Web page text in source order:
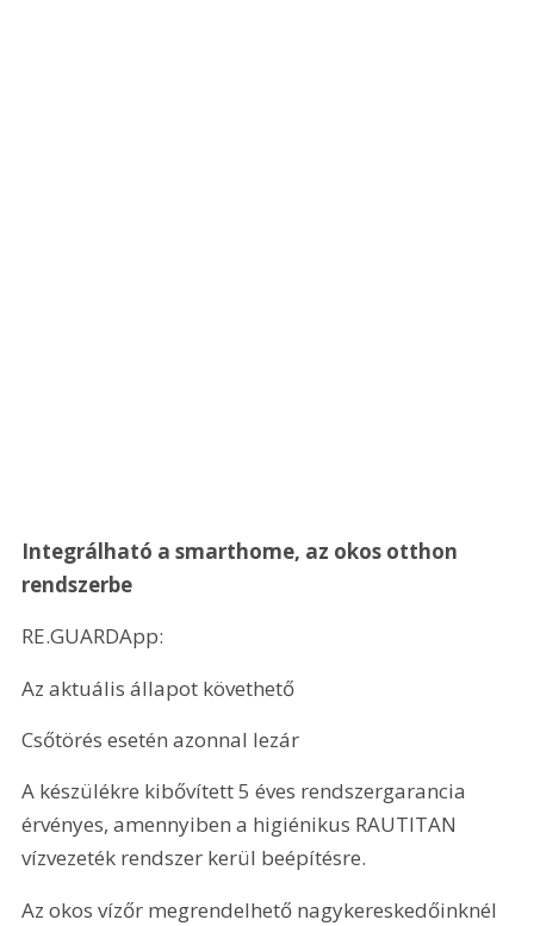
Integrálható a smarthome, az okos otthon
rendszerbe
RE.GUARDApp:
Az aktuális állapot követhető
Csőtörés esetén azonnal lezár
A készülékre kibővített 5 éves rendszergarancia
érvényes, amennyiben a higiénikus RAUTITAN
vízvezeték rendszer kerül beépítésre.
Az okos vízőr megrendelhető nagykereskedőinknél